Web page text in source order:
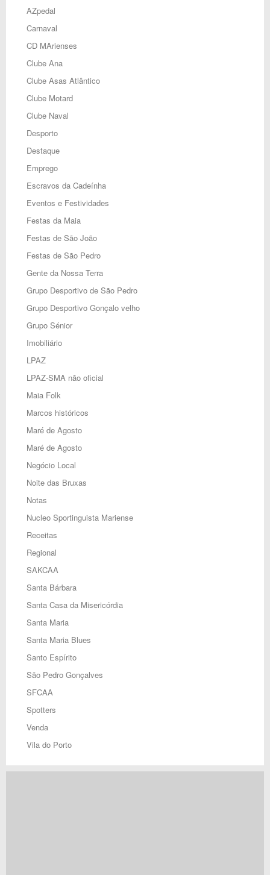
AZpedal
Carnaval
CD MArienses
Clube Ana
Clube Asas Atlântico
Clube Motard
Clube Naval
Desporto
Destaque
Emprego
Escravos da Cadeínha
Eventos e Festividades
Festas da Maia
Festas de São João
Festas de São Pedro
Gente da Nossa Terra
Grupo Desportivo de São Pedro
Grupo Desportivo Gonçalo velho
Grupo Sénior
Imobiliário
LPAZ
LPAZ-SMA não oficial
Maia Folk
Marcos históricos
Maré de Agosto
Maré de Agosto
Negócio Local
Noite das Bruxas
Notas
Nucleo Sportinguista Mariense
Receitas
Regional
SAKCAA
Santa Bárbara
Santa Casa da Misericórdia
Santa Maria
Santa Maria Blues
Santo Espírito
São Pedro Gonçalves
SFCAA
Spotters
Venda
Vila do Porto